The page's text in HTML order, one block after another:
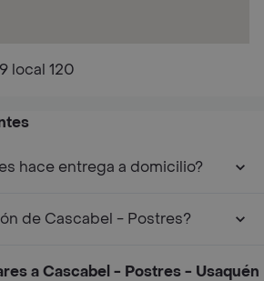
local 120
hace entrega a domicilio?
de Cascabel - Postres?
a Cascabel - Postres - Usaquén